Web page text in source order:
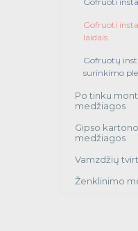
Gofruoti
laidais
Gofruotų
surinkimo
Po tinku
medžiagos
Gipso
medžiagos
Vamzdžių
Ženklinimo